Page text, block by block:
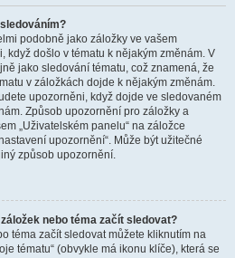
podobně jako záložky ve vašem
když došlo v tématu k nějakým změnám. V
jako sledování tématu, což znamená, že
v záložkách dojde k nějakým změnám.
upozorněni, když dojde ve sledovaném
Způsob upozornění pro záložky a
„Uživatelském panelu“ na záložce
upozornění“. Může být užitečné
způsob upozornění.
nebo téma začít sledovat?
téma začít sledovat můžete kliknutím na
tématu“ (obvykle má ikonu klíče), která se